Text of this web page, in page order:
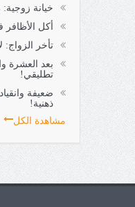
خيانة
أكل
تأخر الزواج:
بعد العشرة
تطليقي!
ضعيفة
ذهنية!
مشاهدة الكل